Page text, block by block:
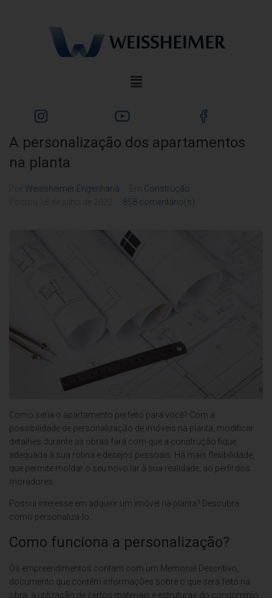
A personalização dos apartamentos
na planta
Weissheimer Engenharia
Construção
858 comentário(s)
Como seria o apartamento perfeito para você? Com a
possibilidade de personalização de imóveis na planta, modificar
detalhes durante as obras fará com que a construção fique
adequada à sua rotina e desejos pessoais. Há mais flexibilidade,
que permite moldar o seu novo lar à sua realidade, ao perfil dos
moradores.
Possui interesse em adquirir um imóvel na planta? Descubra
como personalizá-lo.
Como funciona a personalização?
Os empreendimentos contam com um Memorial Descritivo,
documento que contém informações sobre o que será feito na
obra, a utilização de certos materiais e estruturas do condomínio